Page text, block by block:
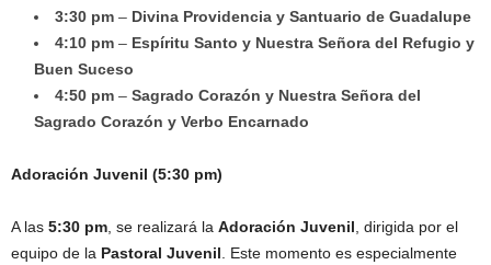
3:30 pm – Divina Providencia y Santuario de Guadalupe
4:10 pm – Espíritu Santo y Nuestra Señora del Refugio y
Buen Suceso
4:50 pm – Sagrado Corazón y Nuestra Señora del
Sagrado Corazón y Verbo Encarnado
Adoración Juvenil (5:30 pm)
A las 5:30 pm , se realizará la Adoración Juvenil , dirigida por el
equipo de la Pastoral Juvenil . Este momento es especialmente